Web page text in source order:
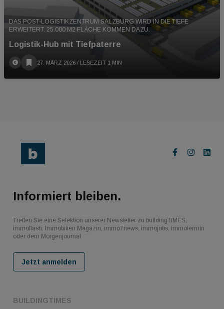
DAS POST-LOGISTIKZENTRUM SALZBURG WIRD IN DIE TIEFE
ERWEITERT. 25.000 M2 FLÄCHE KOMMEN DAZU.
Logistik-Hub mit Tiefpaterre
27. MÄRZ 2026 / LESEZEIT 1 MIN
BUILDINGTIMES
Informiert bleiben.
Treffen Sie eine Selektion unserer Newsletter zu buildingTIMES,
immoflash, Immobilien Magazin, immo7news, immojobs, immotermin
oder dem Morgenjournal
Jetzt anmelden